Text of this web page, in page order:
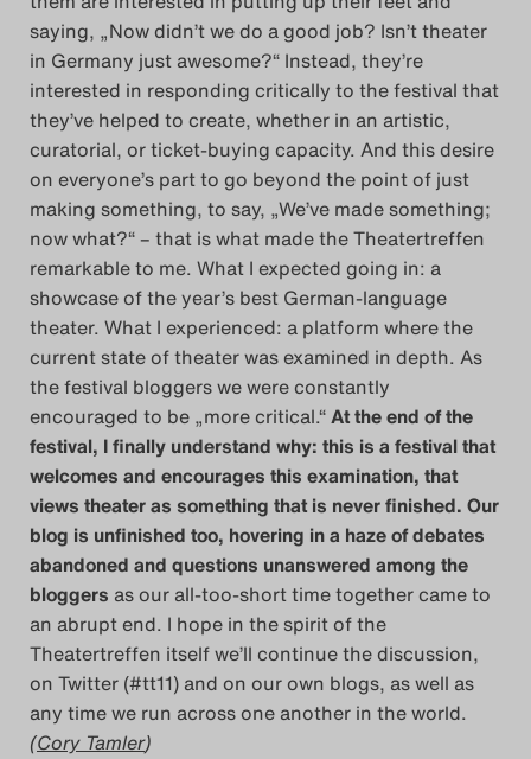
saying, „Now didn’t we do a good job? Isn’t theater
in Germany just awesome?“ Instead, they’re
interested in responding critically to the festival that
they’ve helped to create, whether in an artistic,
curatorial, or ticket-buying capacity. And this desire
on everyone’s part to go beyond the point of just
making something, to say, „We’ve made something;
now what?“ – that is what made the Theatertreffen
remarkable to me. What I expected going in: a
showcase of the year’s best German-language
theater. What I experienced: a platform where the
current state of theater was examined in depth. As
the festival bloggers we were constantly
encouraged to be „more critical.“At the end of the
festival, I finally understand why: this is a festival that
welcomes and encourages this examination, that
views theater as something that is never finished. Our
blog is unfinished too, hovering in a haze of debates
abandoned and questions unanswered among the
bloggers as our all-too-short time together came to
an abrupt end. I hope in the spirit of the
Theatertreffen itself we’ll continue the discussion,
on Twitter (#tt11) and on our own blogs, as well as
any time we run across one another in the world.
(Cory Tamler)